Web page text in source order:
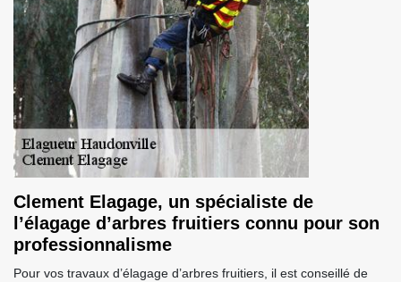
Clement Elagage, un spécialiste de
l’élagage d’arbres fruitiers connu pour son
professionnalisme
Pour vos travaux d’élagage d’arbres fruitiers, il est conseillé de